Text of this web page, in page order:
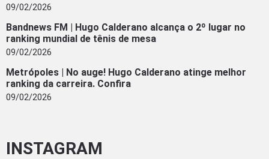
09/02/2026
Bandnews FM | Hugo Calderano alcança o 2º lugar no
ranking mundial de tênis de mesa
09/02/2026
Metrópoles | No auge! Hugo Calderano atinge melhor
ranking da carreira. Confira
09/02/2026
INSTAGRAM